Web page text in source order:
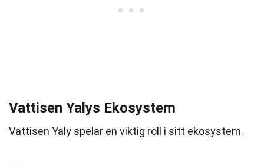
Vattisen Yalys Ekosystem
Vattisen Yaly spelar en viktig roll i sitt ekosystem.